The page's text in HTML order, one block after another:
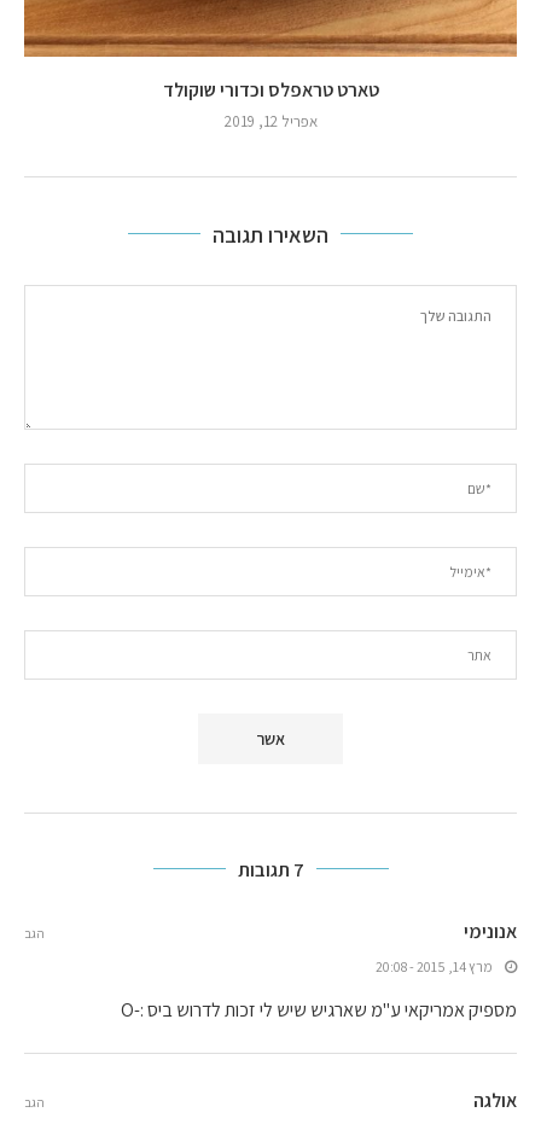
טארט טראפלס וכדורי שוקולד
אפריל 12, 2019
השאירו תגובה
7 תגובות
אנונימי
מרץ 14, 2015 - 20:08
מספיק אמריקאי ע"מ שארגיש שיש לי זכות לדרוש ביס :-O
הגב
אולגה הגב